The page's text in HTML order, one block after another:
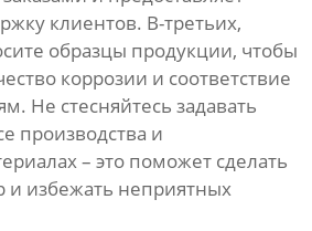
клиентов. В-третьих,
образцы продукции, чтобы
коррозии и соответствие
Не стесняйтесь задавать
производства и
– это поможет сделать
и избежать неприятных